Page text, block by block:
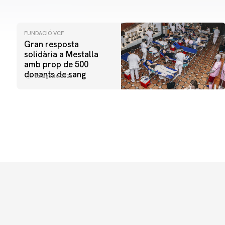
FUNDACIÓ VCF
Gran resposta
solidària a Mestalla
amb prop de 500
donants de sang
06 agosto 2026